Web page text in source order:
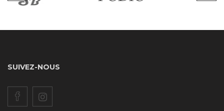
SUIVEZ-NOUS